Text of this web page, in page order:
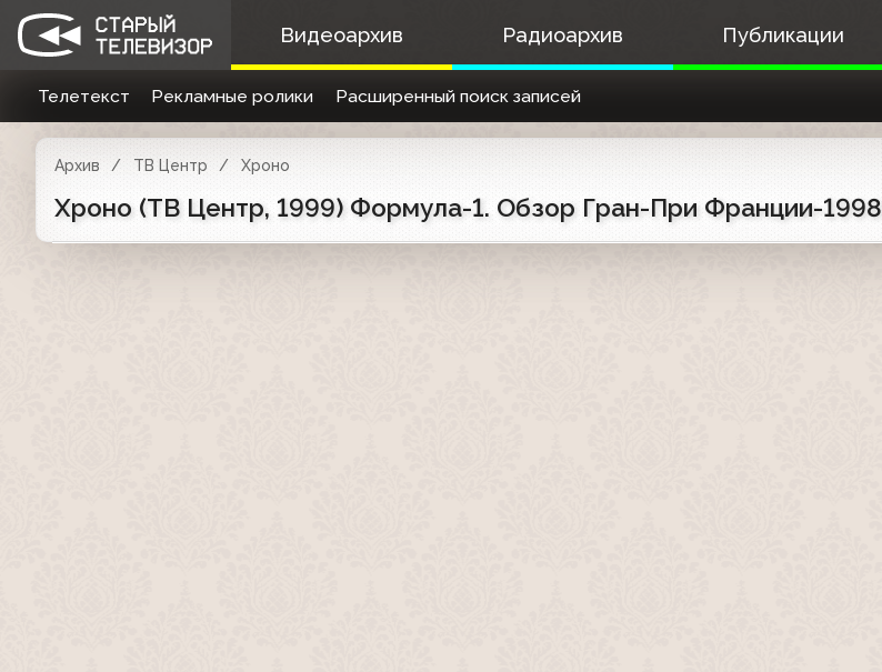
Видеоархив Радиоархив Публикации
Телетекст Рекламные ролики Расширенный поиск записей
Архив ТВ Центр Хроно
Хроно (ТВ Центр, 1999) Формула-1. Обзор Гран-При Франции-1998